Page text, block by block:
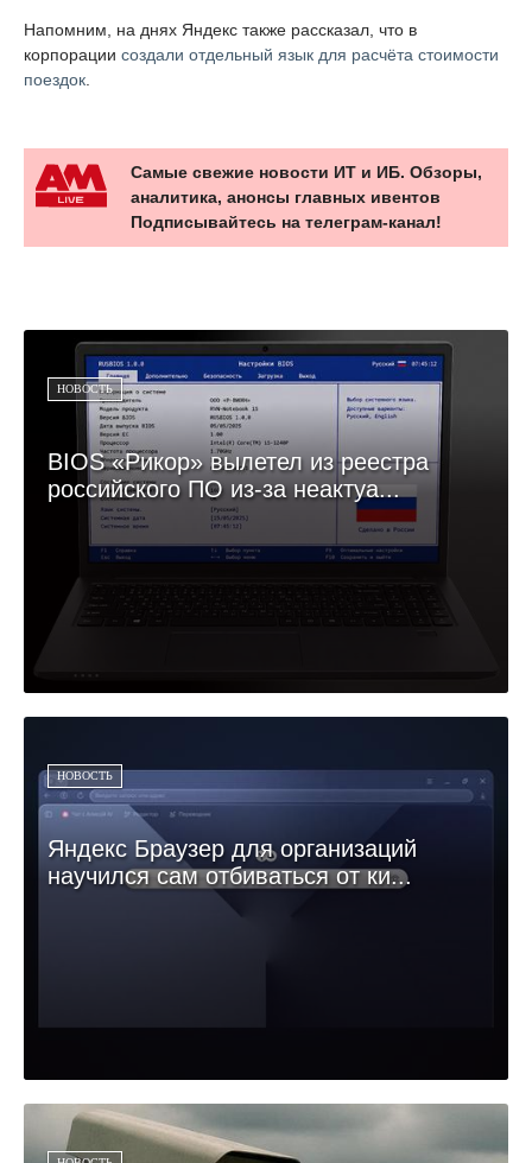
Напомним, на днях Яндекс также рассказал, что в
корпорации создали отдельный язык для расчёта стоимости
поездок.
Самые свежие новости ИТ и ИБ. Обзоры,
аналитика, анонсы главных ивентов
Подписывайтесь на телеграм-канал!
НОВОСТЬ
BIOS «Рикор» вылетел из реестра
российского ПО из-за неактуа...
НОВОСТЬ
Яндекс Браузер для организаций
научился сам отбиваться от ки...